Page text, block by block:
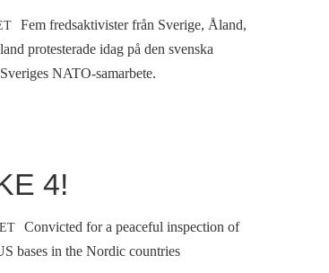
Fem fredsaktivister från Sverige, Åland,
protesterade idag på den svenska
NATO-samarbete.
4!
Convicted for a peaceful inspection of
bases in the Nordic countries